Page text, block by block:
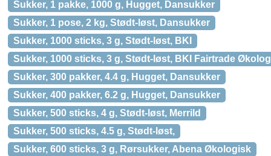
Sukker, 1 pakke, 1000 g, Hugget, Dansukker
Sukker, 1 pose, 2 kg, Stødt-løst, Dansukker
Sukker, 1000 sticks, 3 g, Stødt-løst, BKI
Sukker, 1000 sticks, 3 g, Stødt-løst, BKI Fairtrade
Sukker, 300 pakker, 4.4 g, Hugget, Dansukker
Sukker, 400 pakker, 6.2 g, Hugget, Dansukker
Sukker, 500 sticks, 4 g, Stødt-løst, Merrild
Sukker, 500 sticks, 4.5 g, Stødt-løst,
Sukker, 600 sticks, 3 g, Rørsukker, Abena Økologisk